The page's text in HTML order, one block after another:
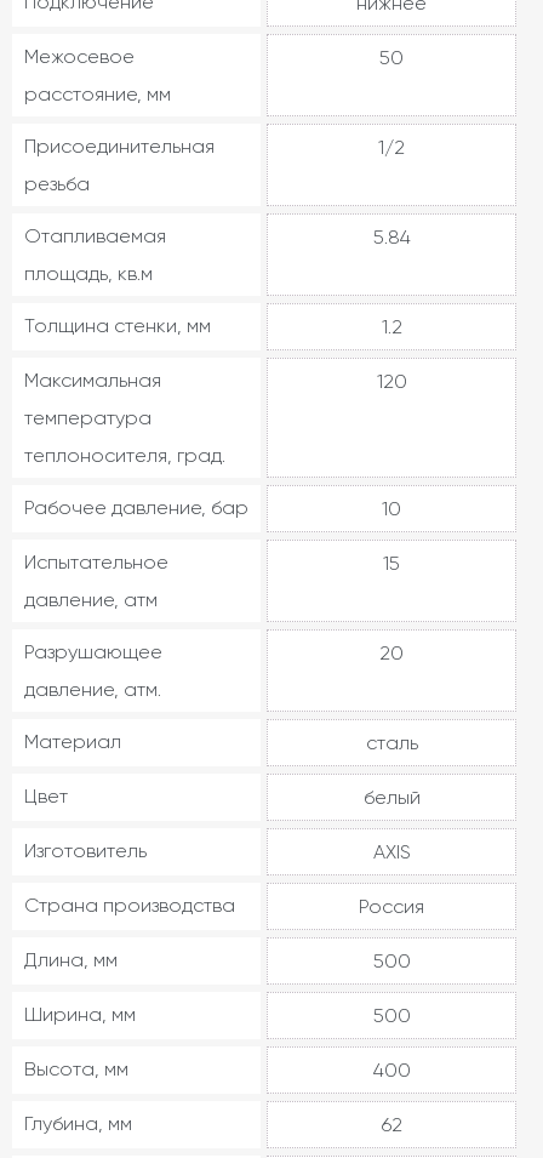
Межосевое
расстояние, мм
50
Присоединительная
резьба
1/2
Отапливаемая
площадь, кв.м
5.84
Толщина стенки, мм 1.2
Максимальная
температура
теплоносителя, град.
120
Рабочее давление, бар 10
Испытательное
давление, атм
15
Разрушающее
давление, атм.
20
Материал сталь
Цвет белый
Изготовитель AXIS
Страна производства Россия
Длина, мм 500
Ширина, мм 500
Высота, мм 400
Глубина, мм 62